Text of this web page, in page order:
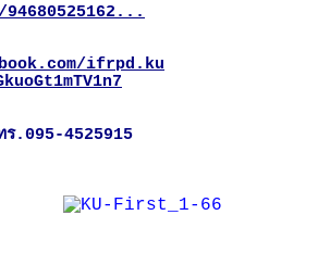
ifrpd.ku
ร.095-4525915